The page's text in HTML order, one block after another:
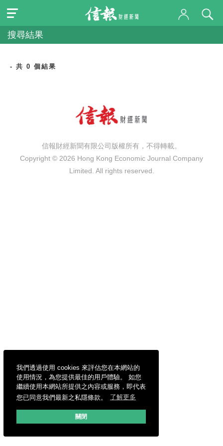
我們透過使用 cookies 來評估您在本網站的
使用情況，為您提供最佳的用戶體驗。 如您
繼續使用本網站所提供之內容或服務，即代表
您已同意我們最新之私隱條款。
了解更多
關閉
搜尋結果
- 共 0 個結果
信報財經新聞有限公司版權所有，不得轉載。
Copyright © 2026 Hong Kong Economic Journal Company
Limited. All rights reserved.